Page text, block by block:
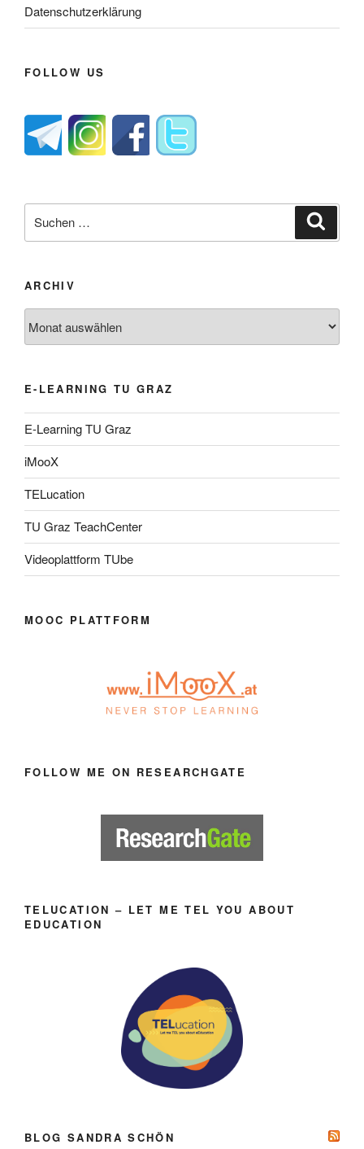
Datenschutzerklärung
FOLLOW US
nach:
ARCHIV
E-LEARNING TU GRAZ
E-Learning TU Graz
iMooX
TELucation
TU Graz TeachCenter
Videoplattform TUbe
MOOC PLATTFORM
FOLLOW ME ON RESEARCHGATE
TELUCATION – LET ME TEL YOU ABOUT
EDUCATION
BLOG SANDRA SCHÖN